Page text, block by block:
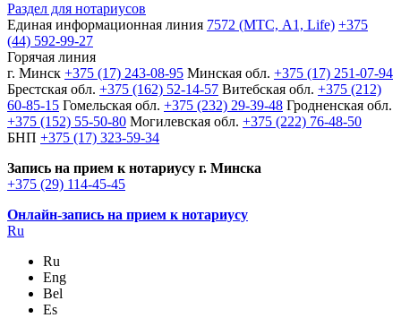
Раздел для нотариусов
Единая информационная линия 7572 (МТС, A1, Life) +375
(44) 592-99-27
Горячая линия
г. Минск +375 (17) 243-08-95 Минская обл. +375 (17) 251-07-94
Брестская обл. +375 (162) 52-14-57 Витебская обл. +375 (212)
60-85-15 Гомельская обл. +375 (232) 29-39-48 Гродненская обл.
+375 (152) 55-50-80 Могилевская обл. +375 (222) 76-48-50
БНП +375 (17) 323-59-34
Запись на прием к нотариусу г. Минска
+375 (29) 114-45-45
Онлайн-запись на прием к нотариусу
Ru
Ru
Eng
Bel
Es